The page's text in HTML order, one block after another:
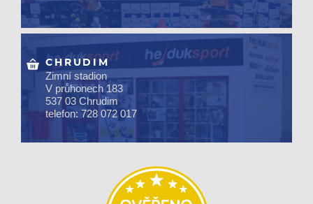
CHRUDIM
Zimní stadion
V průhonech 183
537 03 Chrudim
telefon: 728 072 017